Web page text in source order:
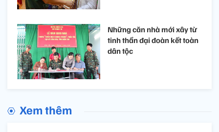
Những căn nhà mới xây từ
tinh thần đại đoàn kết toàn
dân tộc
Xem thêm